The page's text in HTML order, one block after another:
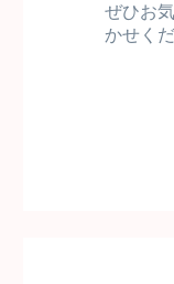
ぜひお
かせく